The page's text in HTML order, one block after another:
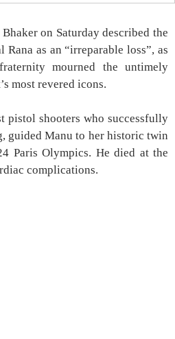
on Saturday described the
Rana as an “irreparable loss”, as
mourned the untimely
most revered icons.
pistol shooters who successfully
guided Manu to her historic twin
Paris Olympics. He died at the
complications.